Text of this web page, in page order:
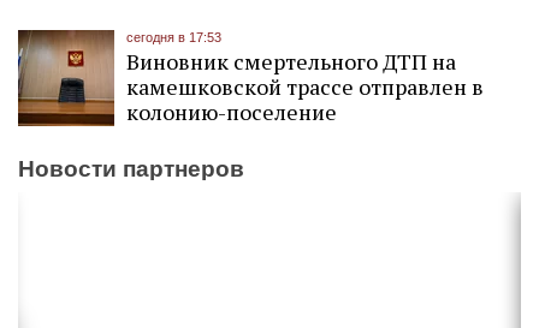
сегодня в 17:53
Виновник смертельного ДТП на
камешковской трассе отправлен в
колонию-поселение
Новости партнеров